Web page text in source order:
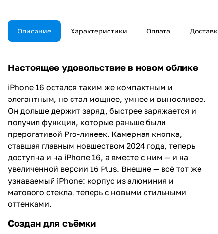
Описание Характеристики Оплата
Настоящее удовольствие в новом облике
iPhone 16 остался таким же компактным и
элегантным, но стал мощнее, умнее и выносливее.
Он дольше держит заряд, быстрее заряжается и
получил функции, которые раньше были
прерогативой Pro-линеек. Камерная кнопка,
ставшая главным новшеством 2024 года, теперь
доступна и на iPhone 16, а вместе с ним — и на
увеличенной версии 16 Plus. Внешне — всё тот же
узнаваемый iPhone: корпус из алюминия и
матового стекла, теперь с новыми стильными
оттенками.
Создан для съёмки